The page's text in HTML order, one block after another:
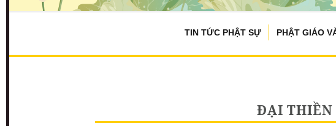
TIN TỨC PHẬT SỰ PHẬT GIÁO
ĐẠI THIỀN